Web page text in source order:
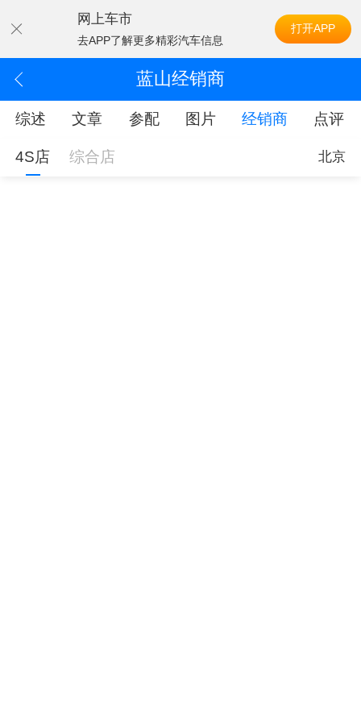
网上车市
去APP了解更多精彩汽车信息
打开APP
蓝山经销商
综述 文章 参配 图片 经销商 点评
4S店 综合店 北京